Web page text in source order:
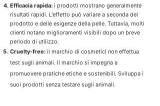
Efficacia rapida: i prodotti mostrano generalmente
risultati rapidi. L'effetto può variare a seconda del
prodotto e delle esigenze della pelle. Tuttavia, molti
clienti notano miglioramenti visibili dopo un breve
periodo di utilizzo.
Cruelty-free: il marchio di cosmetici non effettua
test sugli animali. Il marchio si impegna a
promuovere pratiche etiche e sostenibili. Sviluppa i
suoi prodotti senza testare sugli animali.